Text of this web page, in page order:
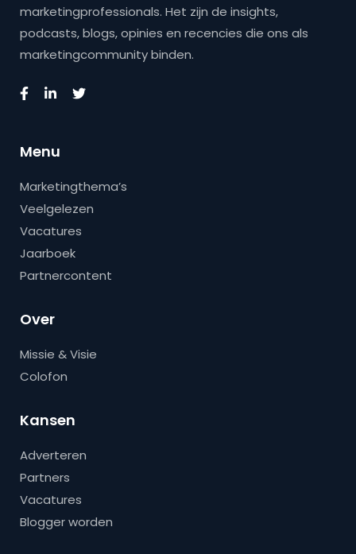
marketingprofessionals. Het zijn de insights,
podcasts, blogs, opinies en recencies die ons als
marketingcommunity binden.
Menu
Marketingthema’s
Veelgelezen
Vacatures
Jaarboek
Partnercontent
Over
Missie & Visie
Colofon
Kansen
Adverteren
Partners
Vacatures
Blogger worden